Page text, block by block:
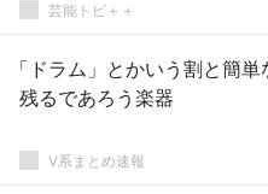
芸能トピ＋＋
「ドラム」とかいう割と簡
残るであろう楽器
V系まとめ速報